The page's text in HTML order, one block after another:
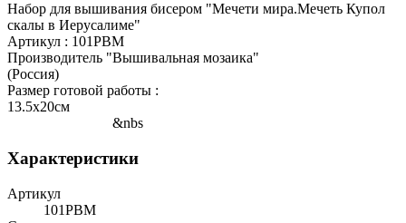
Набор для вышивания бисером "Мечети мира.Мечеть Купол
скалы в Иерусалиме"
Артикул : 101РВМ
Производитель "Вышивальная мозаика"
(Россия)
Размер готовой работы :
13.5х20см
&nbs
Характеристики
Артикул
101РВМ